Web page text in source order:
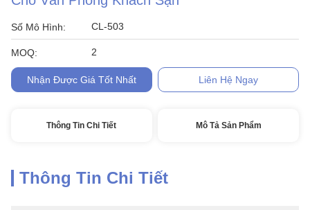
Số Mô Hình: CL-503
MOQ: 2
Nhận Được Giá Tốt Nhất Liên Hệ Ngay
Thông Tin Chi Tiết Mô Tả Sản Phẩm
Thông Tin Chi Tiết